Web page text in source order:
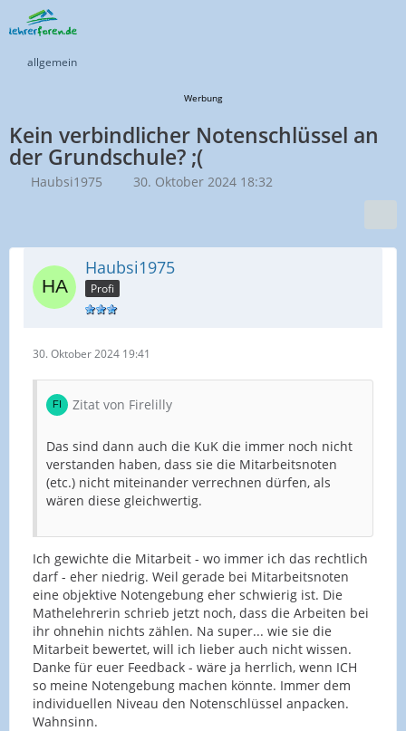
allgemein
Werbung
Kein verbindlicher Notenschlüssel an
der Grundschule? ;(
Haubsi1975 30. Oktober 2024 18:32
Haubsi1975
Profi
30. Oktober 2024 19:41
Zitat von Firelilly
Das sind dann auch die KuK die immer noch nicht
verstanden haben, dass sie die Mitarbeitsnoten
(etc.) nicht miteinander verrechnen dürfen, als
wären diese gleichwertig.
Ich gewichte die Mitarbeit - wo immer ich das rechtlich
darf - eher niedrig. Weil gerade bei Mitarbeitsnoten
eine objektive Notengebung eher schwierig ist. Die
Mathelehrerin schrieb jetzt noch, dass die Arbeiten bei
ihr ohnehin nichts zählen. Na super... wie sie die
Mitarbeit bewertet, will ich lieber auch nicht wissen.
Danke für euer Feedback - wäre ja herrlich, wenn ICH
so meine Notengebung machen könnte. Immer dem
individuellen Niveau den Notenschlüssel anpacken.
Wahnsinn.